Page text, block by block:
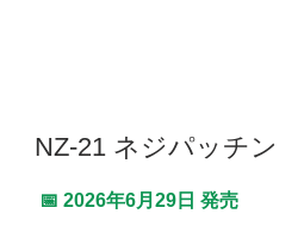
NZ-21 ネジパッチン
📅 2026年6月29日 発売